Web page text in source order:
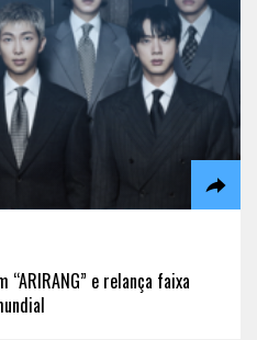
e relança faixa